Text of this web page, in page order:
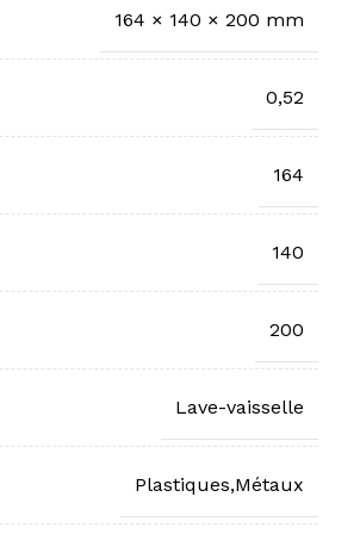
164 × 140 × 200 mm
0,52
164
140
200
Lave-vaisselle
Plastiques,Métaux